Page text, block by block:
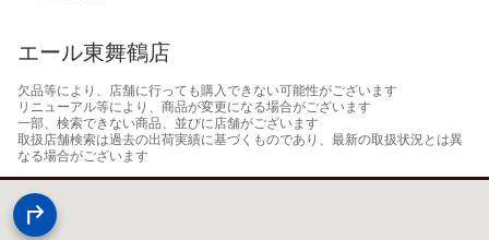
エール東舞鶴店
欠品等により、店舗に行っても購入できない可能性がございます
リニューアル等により、商品が変更になる場合がございます
一部、検索できない商品、並びに店舗がございます
取扱店舗検索は過去の出荷実績に基づくものであり、最新の取扱状況とは異
なる場合がございます